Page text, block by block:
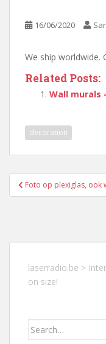
16/06/2020
We ship worldwide.
Related Posts:
Wall murals
decoration
Foto op plexiglas, ook
laserradio.be >
on size!
Search